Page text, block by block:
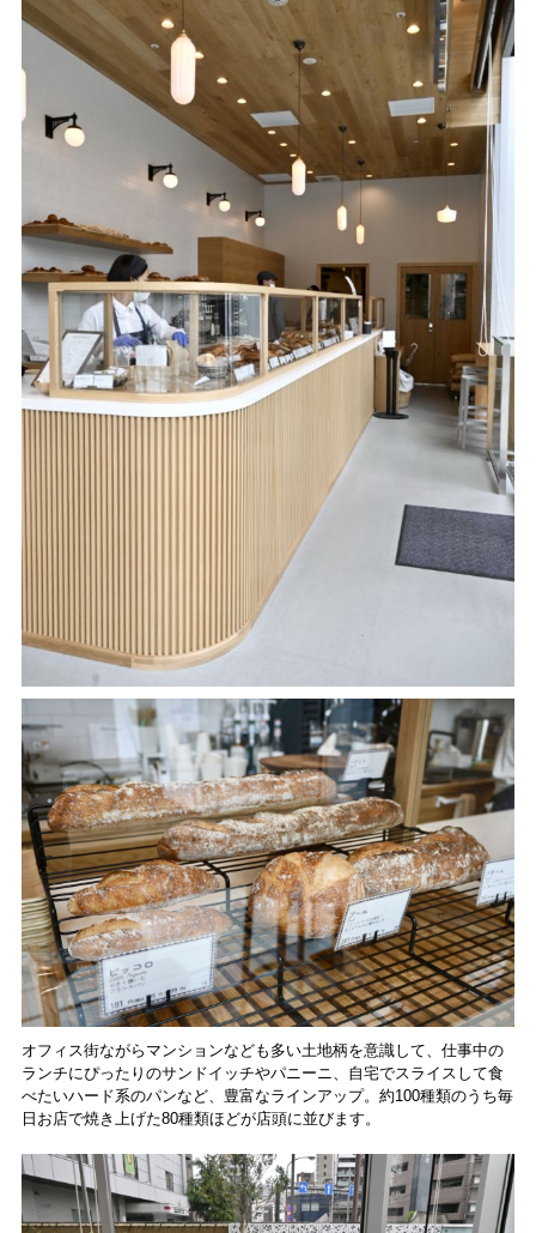
オフィス街ながらマンションなども多い土地柄を意識して、仕事中の
ランチにぴったりのサンドイッチやパニーニ、自宅でスライスして食
べたいハード系のパンなど、豊富なラインアップ。約100種類のうち毎
日お店で焼き上げた80種類ほどが店頭に並びます。